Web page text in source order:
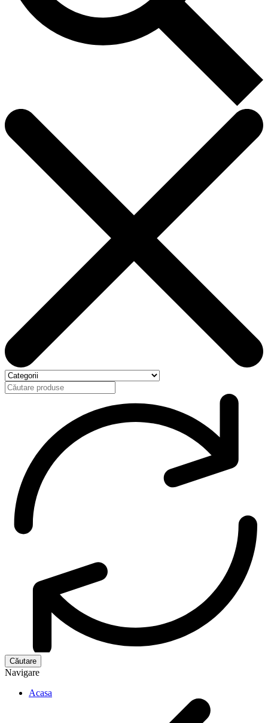
Navigare
Acasa